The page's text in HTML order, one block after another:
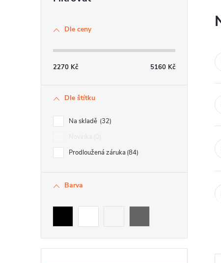
l
Dle ceny
2270 Kč 5160 Kč
Dle štítku
Na skladě 32
Prodloužená záruka 84
Barva